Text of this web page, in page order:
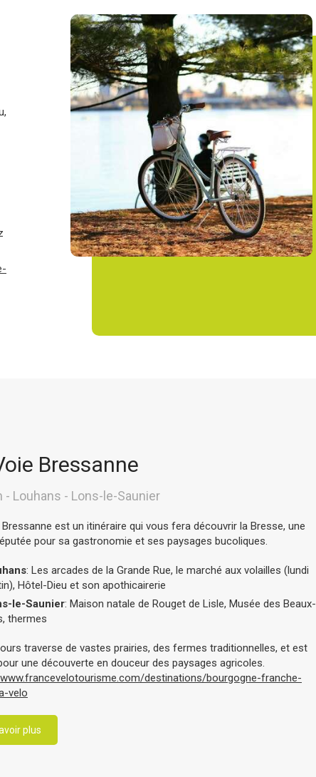
Bressanne
- Louhans - Lons-le-Saunier
est un itinéraire qui vous fera découvrir la Bresse, une
pour sa gastronomie et ses paysages bucoliques.
: Les arcades de la Grande Rue, le marché aux volailles (lundi
Hôtel-Dieu et son apothicairerie
le-Saunier: Maison natale de Rouget de Lisle, Musée des Beaux-
thermes
traverse de vastes prairies, des fermes traditionnelles, et est
une découverte en douceur des paysages agricoles.
destinations/bourgogne-franche-
velo
plus